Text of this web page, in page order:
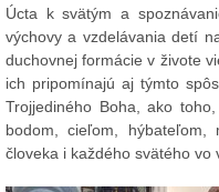
Úcta k svätým a
výchovy a vzdelávania detí
duchovnej formácie v živote
ich pripomínajú aj týmto
Trojjediného Boha, ako
bodom, cieľom, hýbateľom,
človeka i každého svätého vo